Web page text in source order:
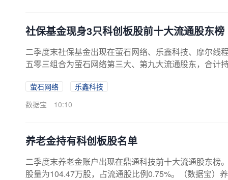
社保基金现身3只科创板股前十大流通股东榜
二季度末社保基金出现在萤石网络、乐鑫科技、摩尔线
五零三组合为萤石网络第三大、第九大流通股东，合计
十大流通股东，持股量为16.02万股，占流通股比例
保基金持股量（万股）环比（%）占流通股比例（%）
萤石网络
乐鑫科技
数据宝
10:10
养老金持有科创板股名单
二季度末养老金账户出现在鼎通科技前十大流通股东榜
股量为104.47万股，占流通股比例0.75%。（数据宝）